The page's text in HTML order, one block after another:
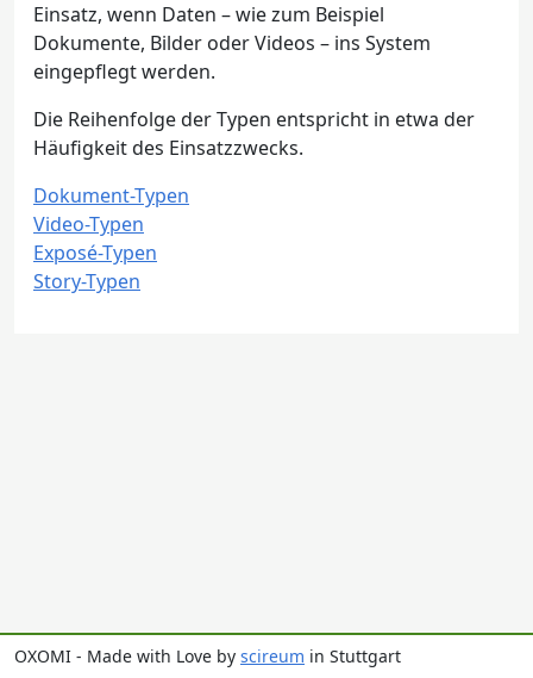
Einsatz, wenn Daten – wie zum Beispiel
Dokumente, Bilder oder Videos – ins System
eingepflegt werden.
Die Reihenfolge der Typen entspricht in etwa der
Häufigkeit des Einsatzzwecks.
Dokument-Typen
Video-Typen
Exposé-Typen
Story-Typen
OXOMI - Made with Love by scireum in Stuttgart